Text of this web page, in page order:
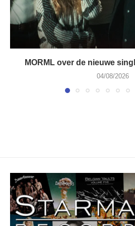
MORML over de nieuwe
04/08/2026